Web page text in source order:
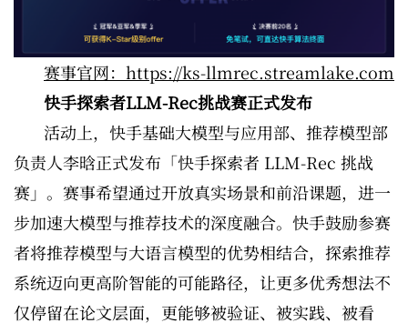
赛事官网：https://ks-llmrec.streamlake.com
快手探索者LLM-Rec挑战赛正式发布
活动上，快手基础大模型与应用部、推荐模型部
负责人李晗正式发布「快手探索者 LLM-Rec 挑战
赛」。赛事希望通过开放真实场景和前沿课题，进一
步加速大模型与推荐技术的深度融合。快手鼓励参赛
者将推荐模型与大语言模型的优势相结合，探索推荐
系统迈向更高阶智能的可能路径，让更多优秀想法不
仅停留在论文层面，更能够被验证、被实践、被看